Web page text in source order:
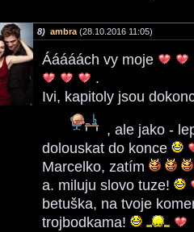
8) ambra (28.10.2016 11:05)
Ááááách vy moje
.
Ivi, kapitoly jsou
, ale jako -
dolouskat do konce
Marcelko, zatím
a. miluju slovo tuze!
betuška, na tvoje
trojbodkama!